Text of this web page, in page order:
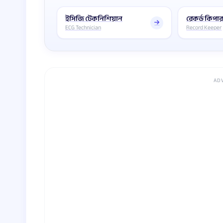
ইসিজি টেকনিশিয়ান
ECG Technician
রেকর্ড কিপার
Record Keeper